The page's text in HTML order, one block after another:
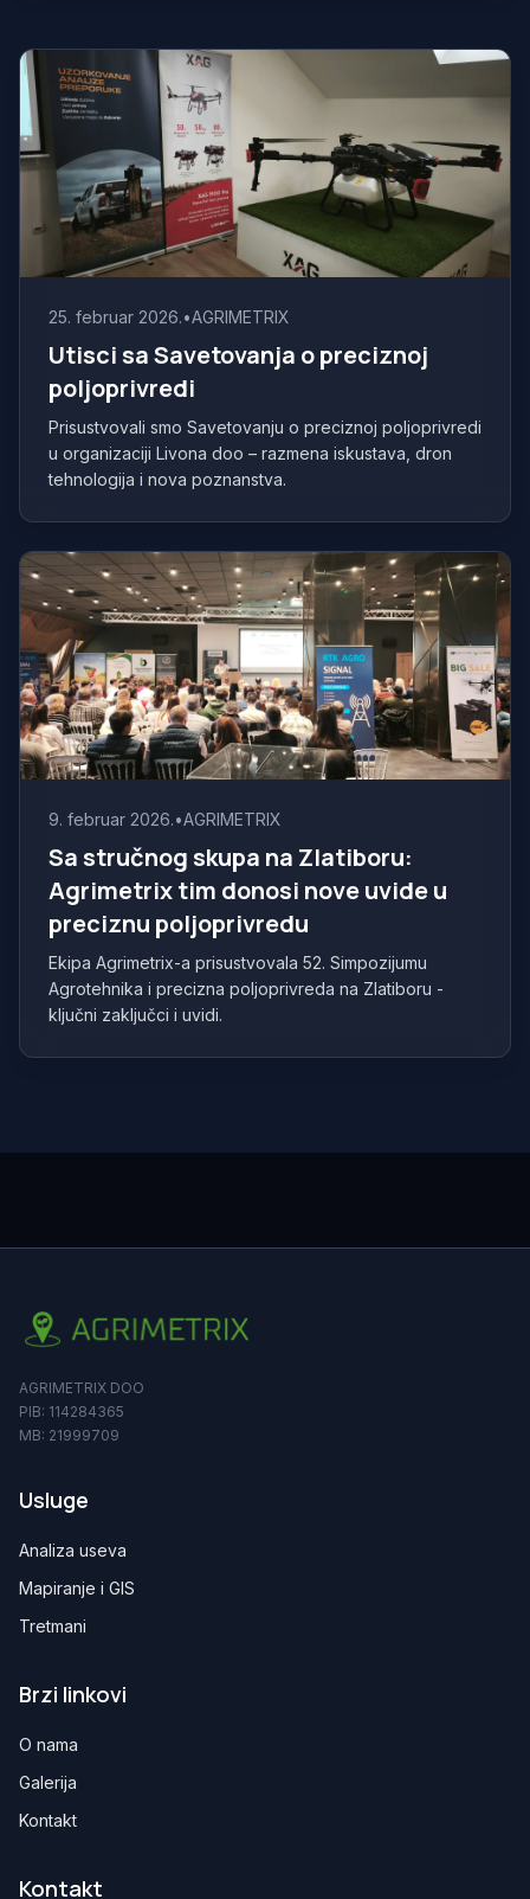
25. februar 2026.•AGRIMETRIX
Utisci sa Savetovanja o preciznoj
poljoprivredi
Prisustvovali smo Savetovanju o preciznoj poljoprivredi
u organizaciji Livona doo – razmena iskustava, dron
tehnologija i nova poznanstva.
9. februar 2026.•AGRIMETRIX
Sa stručnog skupa na Zlatiboru:
Agrimetrix tim donosi nove uvide u
preciznu poljoprivredu
Ekipa Agrimetrix-a prisustvovala 52. Simpozijumu
Agrotehnika i precizna poljoprivreda na Zlatiboru -
ključni zaključci i uvidi.
AGRIMETRIX DOO
PIB: 114284365
MB: 21999709
Usluge
Analiza useva
Mapiranje i GIS
Tretmani
Brzi linkovi
O nama
Galerija
Kontakt
Kontakt